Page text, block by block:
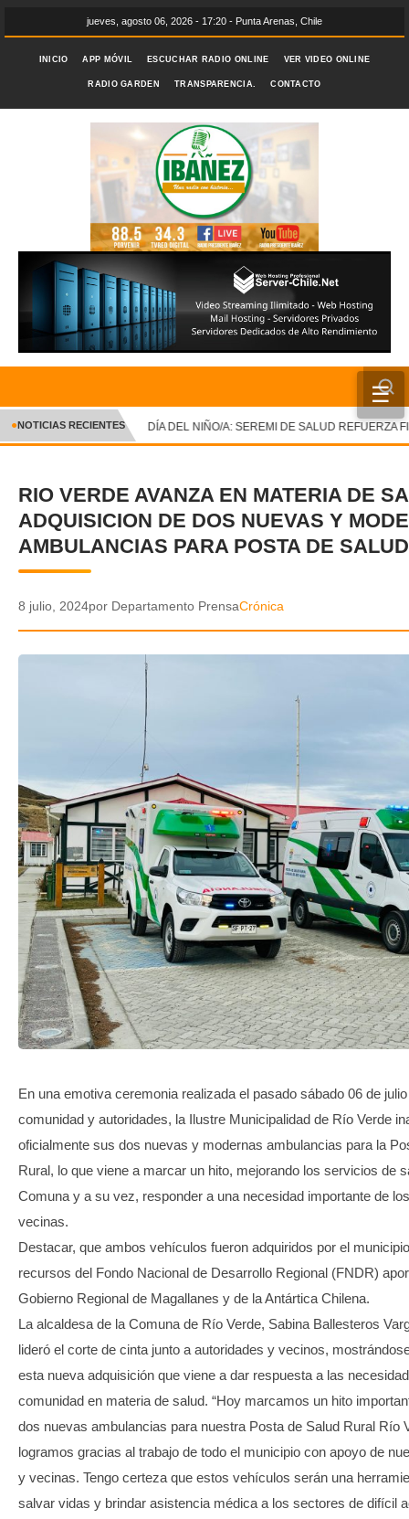
jueves, agosto 06, 2026 - 17:20 - Punta Arenas, Chile
INICIO APP MÓVIL ESCUCHAR RADIO ONLINE VER VIDEO ONLINE
RADIO GARDEN TRANSPARENCIA. CONTACTO
☰
INICIO
CRÓNICA
DEPORTES
ENTRETENIMIENTO Y CULTURA
GALERIA DE FOTOS
APP MÓVIL
TRANSPARENCIA
✕
NOTICIAS RECIENTES DÍA DEL NIÑO/A: SEREMI DE SALUD REFUERZA
RIO VERDE AVANZA EN MATERIA DE
ADQUISICION DE DOS NUEVAS Y
AMBULANCIAS PARA POSTA DE
8 julio, 2024por Departamento PrensaCrónica
En una emotiva ceremonia realizada el pasado sábado 06 de
comunidad y autoridades, la Ilustre Municipalidad de Río Verde
oficialmente sus dos nuevas y modernas ambulancias para la
Rural, lo que viene a marcar un hito, mejorando los servicios de
Comuna y a su vez, responder a una necesidad importante de
vecinas.
Destacar, que ambos vehículos fueron adquiridos por el
recursos del Fondo Nacional de Desarrollo Regional (FNDR)
Gobierno Regional de Magallanes y de la Antártica Chilena.
La alcaldesa de la Comuna de Río Verde, Sabina Ballesteros
lideró el corte de cinta junto a autoridades y vecinos,
esta nueva adquisición que viene a dar respuesta a las
comunidad en materia de salud. “Hoy marcamos un hito
dos nuevas ambulancias para nuestra Posta de Salud Rural Río
logramos gracias al trabajo de todo el municipio con apoyo de
y vecinas. Tengo certeza que estos vehículos serán una
salvar vidas y brindar asistencia médica a los sectores de difícil